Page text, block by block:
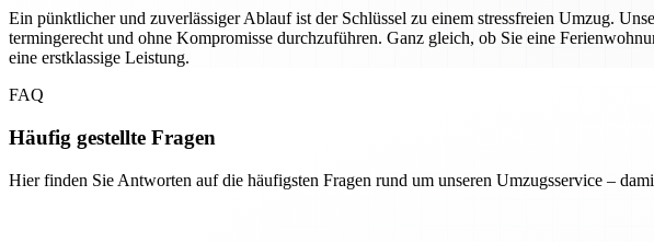
Ein pünktlicher und zuverlässiger Ablauf ist der Schlüssel zu einem stressfreien Umzug.
termingerecht und ohne Kompromisse durchzuführen. Ganz gleich, ob Sie eine
eine erstklassige Leistung.
FAQ
Häufig gestellte Fragen
Hier finden Sie Antworten auf die häufigsten Fragen rund um unseren Umzugsservice –